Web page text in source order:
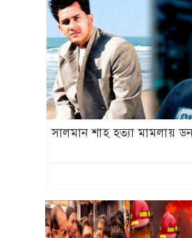
সালমান শাহ হত্যা মামলায় ডন